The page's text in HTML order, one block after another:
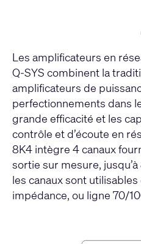
Les amplificateurs en
Q-SYS combinent la
amplificateurs de
perfectionnements dans
grande efficacité et les
contrôle et d’écoute en
8K4 intègre 4 canaux
sortie sur mesure,
les canaux sont
impédance, ou ligne 70/